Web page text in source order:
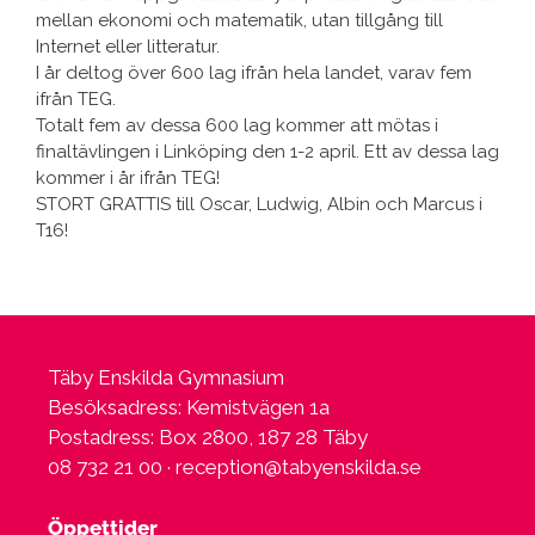
mellan ekonomi och matematik, utan tillgång till
Internet eller litteratur.
I år deltog över 600 lag ifrån hela landet, varav fem
ifrån TEG.
Totalt fem av dessa 600 lag kommer att mötas i
finaltävlingen i Linköping den 1-2 april. Ett av dessa lag
kommer i år ifrån TEG!
STORT GRATTIS till Oscar, Ludwig, Albin och Marcus i
T16!
Täby Enskilda Gymnasium
Besöksadress: Kemistvägen 1a
Postadress: Box 2800, 187 28 Täby
08 732 21 00 · reception@tabyenskilda.se
Öppettider